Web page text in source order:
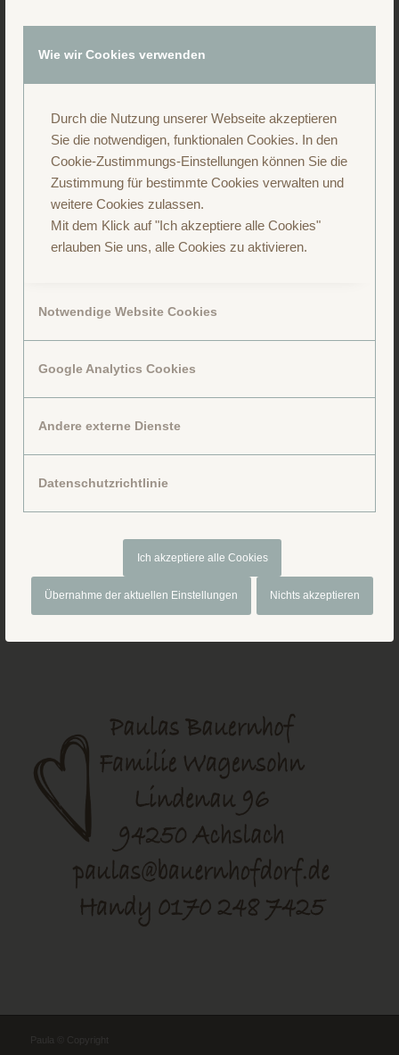
Wie wir Cookies verwenden
Durch die Nutzung unserer Webseite akzeptieren
Sie die notwendigen, funktionalen Cookies. In den
Cookie-Zustimmungs-Einstellungen können Sie die
Zustimmung für bestimmte Cookies verwalten und
weitere Cookies zulassen.
Mit dem Klick auf "Ich akzeptiere alle Cookies"
erlauben Sie uns, alle Cookies zu aktivieren.
Notwendige Website Cookies
Google Analytics Cookies
Andere externe Dienste
Datenschutzrichtlinie
Ich akzeptiere alle Cookies
Übernahme der aktuellen Einstellungen Nichts akzeptieren
Folge uns auf Facebook
Paula © Copyright